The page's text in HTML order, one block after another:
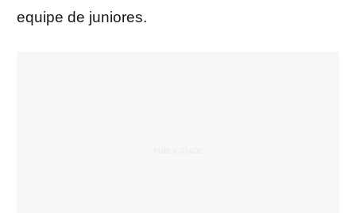
equipe de juniores.